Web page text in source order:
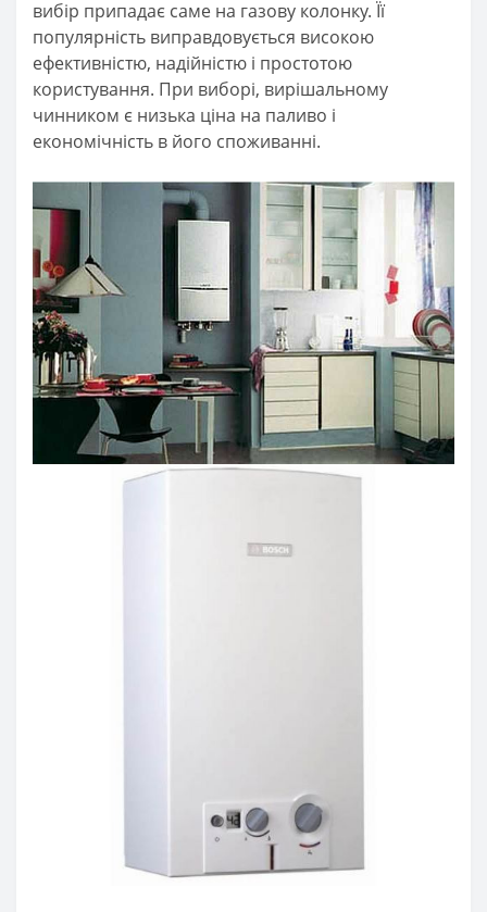
вибір припадає саме на газову колонку. Її
популярність виправдовується високою
ефективністю, надійністю і простотою
користування. При виборі, вирішальному
чинником є ​​низька ціна на паливо і
економічність в його споживанні.